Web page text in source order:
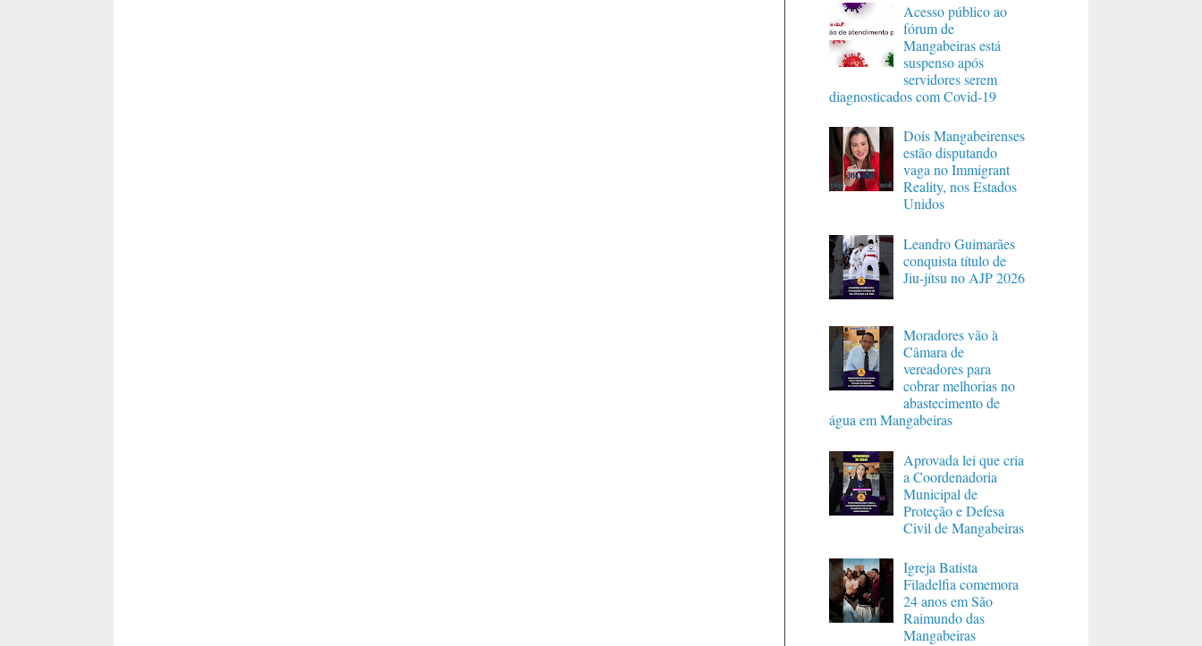
Acesso público ao
fórum de
Mangabeiras está
suspenso após
servidores serem
diagnosticados com Covid-19
Dois Mangabeirenses
estão disputando
vaga no Immigrant
Reality, nos Estados
Unidos
Leandro Guimarães
conquista título de
Jiu-jítsu no AJP 2026
Moradores vão à
Câmara de
vereadores para
cobrar melhorias no
abastecimento de
água em Mangabeiras
Aprovada lei que cria
a Coordenadoria
Municipal de
Proteção e Defesa
Civil de Mangabeiras
Igreja Batista
Filadelfia comemora
24 anos em São
Raimundo das
Mangabeiras